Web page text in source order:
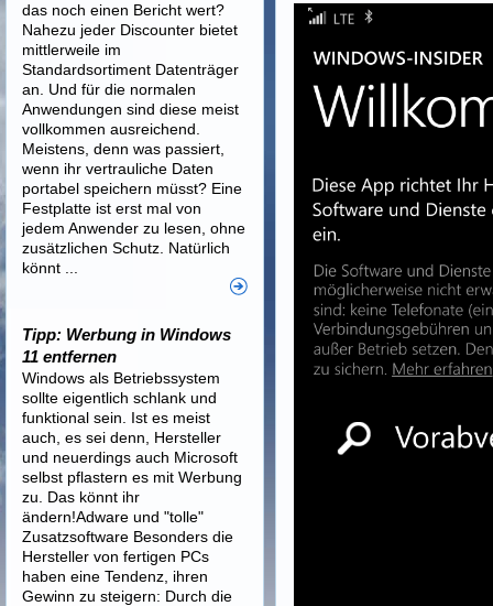
das noch einen Bericht wert?
Nahezu jeder Discounter bietet
mittlerweile im
Standardsortiment Datenträger
an. Und für die normalen
Anwendungen sind diese meist
vollkommen ausreichend.
Meistens, denn was passiert,
wenn ihr vertrauliche Daten
portabel speichern müsst? Eine
Festplatte ist erst mal von
jedem Anwender zu lesen, ohne
zusätzlichen Schutz. Natürlich
könnt ...
Tipp: Werbung in Windows
11 entfernen
Windows als Betriebssystem
sollte eigentlich schlank und
funktional sein. Ist es meist
auch, es sei denn, Hersteller
und neuerdings auch Microsoft
selbst pflastern es mit Werbung
zu. Das könnt ihr
ändern!Adware und "tolle"
Zusatzsoftware Besonders die
Hersteller von fertigen PCs
haben eine Tendenz, ihren
Gewinn zu steigern: Durch die